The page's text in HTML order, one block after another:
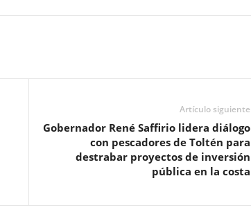
Artículo siguiente
Gobernador René Saffirio lidera diálogo
con pescadores de Toltén para
destrabar proyectos de inversión
pública en la costa